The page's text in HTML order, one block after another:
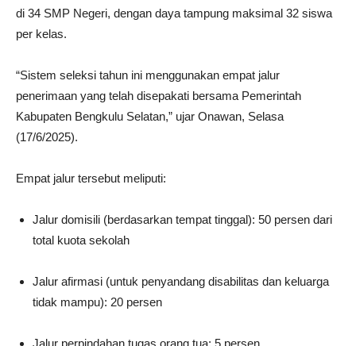
di 34 SMP Negeri, dengan daya tampung maksimal 32 siswa
per kelas.
“Sistem seleksi tahun ini menggunakan empat jalur
penerimaan yang telah disepakati bersama Pemerintah
Kabupaten Bengkulu Selatan,” ujar Onawan, Selasa
(17/6/2025).
Empat jalur tersebut meliputi:
Jalur domisili (berdasarkan tempat tinggal): 50 persen dari
total kuota sekolah
Jalur afirmasi (untuk penyandang disabilitas dan keluarga
tidak mampu): 20 persen
Jalur perpindahan tugas orang tua: 5 persen